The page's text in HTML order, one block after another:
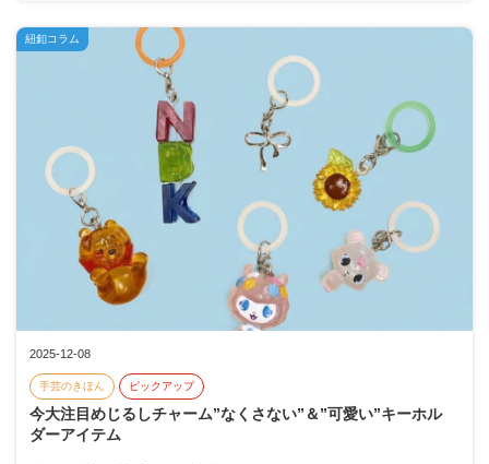
2025-12-08
手芸のきほん ピックアップ
今大注目めじるしチャーム”なくさない”＆”可愛い”キーホル
ダーアイテム
紐釦コラム